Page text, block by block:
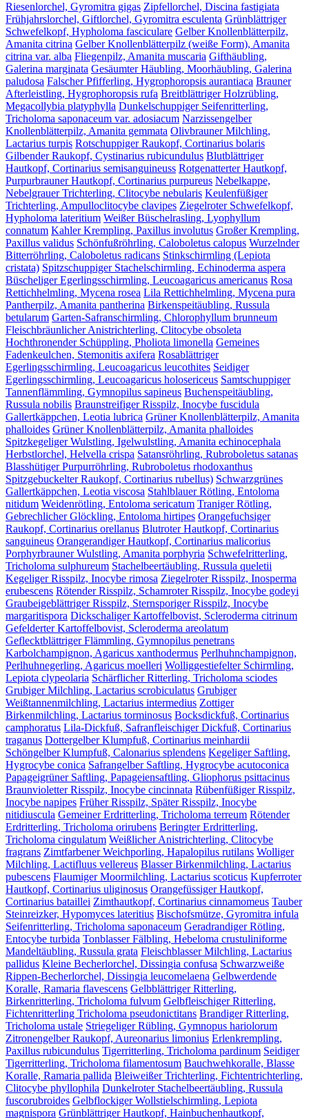
Riesenlorchel, Gyromitra gigas Zipfellorchel, Discina fastigiata
Frühjahrslorchel, Giftlorchel, Gyromitra esculenta Grünblättriger
Schwefelkopf, Hypholoma fasciculare Gelber Knollenblätterpilz,
Amanita citrina Gelber Knollenblätterpilz (weiße Form), Amanita
citrina var. alba Fliegenpilz, Amanita muscaria Gifthäubling,
Galerina marginata Gesäumter Häubling, Moorhäubling, Galerina
paludosa Falscher Pfifferling, Hygrophoropsis aurantiaca Brauner
Afterleistling, Hygrophoropsis rufa Breitblättriger Holzrübling,
Megacollybia platyphylla Dunkelschuppiger Seifenritterling,
Tricholoma saponaceum var. adosiacum Narzissengelber
Knollenblätterpilz, Amanita gemmata Olivbrauner Milchling,
Lactarius turpis Rotschuppiger Raukopf, Cortinarius bolaris
Gilbender Raukopf, Cystinarius rubicundulus Blutblättriger
Hautkopf, Cortinarius semisanguineuss Rotgenatterter Hautkopf,
Purpurbrauner Hautkopf, Cortinarius purpureus Nebelkappe,
Nebelgrauer Trichterling, Clitocybe nebularis Keulenfüßiger
Trichterling, Ampulloclitocybe clavipes Ziegelroter Schwefelkopf,
Hypholoma lateritium Weißer Büschelrasling, Lyophyllum
connatum Kahler Krempling, Paxillus involutus Großer Krempling,
Paxillus validus Schönfußröhrling, Caloboletus calopus Wurzelnder
Bitterröhrling, Caloboletus radicans Stinkschirmling (Lepiota
cristata) Spitzschuppiger Stachelschirmling, Echinoderma aspera
Büscheliger Egerlingsschirmling, Leucoagaricus americanus Rosa
Rettichhelmling, Mycena rosea Lila Rettichhelmling, Mycena pura
Pantherpilz, Amanita pantherina Birkenspeitäubling, Russula
betularum Garten-Safranschirmling, Chlorophyllum brunneum
Fleischbräunlicher Anistrichterling, Clitocybe obsoleta
Hochthronender Schüppling, Pholiota limonella Gemeines
Fadenkeulchen, Stemonitis axifera Rosablättriger
Egerlingsschirmling, Leucoagaricus leucothites Seidiger
Egerlingsschirmling, Leucoagaricus holosericeus Samtschuppiger
Tannenflämmling, Gymnopilus sapineus Buchenspeitäubling,
Russula nobilis Braunstreifiger Risspilz, Inocybe fuscidula
Gallertkäppchen, Leotia lubrica Grüner Knollenblätterpilz, Amanita
phalloides Grüner Knollenblätterpilz, Amanita phalloides
Spitzkegeliger Wulstling, Igelwulstling, Amanita echinocephala
Herbstlorchel, Helvella crispa Satansröhrling, Rubroboletus satanas
Blasshütiger Purpurröhrling, Rubroboletus rhodoxanthus
Spitzgebuckelter Raukopf, Cortinarius rubellus) Schwarzgrünes
Gallertkäppchen, Leotia viscosa Stahlblauer Rötling, Entoloma
nitidum Weidenrötling, Entoloma sericatum Traniger Rötling,
Gebrechlicher Glöckling, Entoloma hirtipes Orangefuchsiger
Raukopf, Cortinarius orellanus Blutroter Hautkopf, Cortinarius
sanguineus Orangerandiger Hautkopf, Cortinarius malicorius
Porphyrbrauner Wulstling, Amanita porphyria Schwefelritterling,
Tricholoma sulphureum Stachelbeertäubling, Russula queletii
Kegeliger Risspilz, Inocybe rimosa Ziegelroter Risspilz, Inosperma
erubescens Rötender Risspilz, Schamroter Risspilz, Inocybe godeyi
Graubeigeblättriger Risspilz, Sternsporiger Risspilz, Inocybe
margaritispora Dickschaliger Kartoffelbovist, Scleroderma citrinum
Gefelderter Kartoffelbovist, Scleroderma areolatum
Geflecktblättriger Flämmling, Gymnopilus penetrans
Karbolchampignon, Agaricus xanthodermus Perlhuhnchampignon,
Perlhuhnegerling, Agaricus moelleri Wolliggestiefelter Schirmling,
Lepiota clypeolaria Schärflicher Ritterling, Tricholoma sciodes
Grubiger Milchling, Lactarius scrobiculatus Grubiger
Weißtannenmilchling, Lactarius intermedius Zottiger
Birkenmilchling, Lactarius torminosus Bocksdickfuß, Cortinarius
camphoratus Lila-Dickfuß, Safranfleischiger Dickfuß, Cortinarius
traganus Dottergelber Klumpfuß, Cortinarius meinhardii
Schöngelber Klumpfuß, Calonarius splendens Kegeliger Saftling,
Hygrocybe conica Safrangelber Saftling, Hygrocybe acutoconica
Papageigrüner Saftling, Papageiensaftling, Gliophorus psittacinus
Braunvioletter Risspilz, Inocybe cincinnata Rübenfüßiger Risspilz,
Inocybe napipes Früher Risspilz, Später Risspilz, Inocybe
nitidiuscula Gemeiner Erdritterling, Tricholoma terreum Rötender
Erdritterling, Tricholoma orirubens Beringter Erdritterling,
Tricholoma cingulatum Weißlicher Anistrichterling, Clitocybe
fragrans Zimtfarbener Weichporling, Hapalopilus rutilans Wolliger
Milchling, Lactifluus vellereus Blasser Birkenmilchling, Lactarius
pubescens Flaumiger Moormilchling, Lactarius scoticus Kupferroter
Hautkopf, Cortinarius uliginosus Orangefüssiger Hautkopf,
Cortinarius bataillei Zimthautkopf, Cortinarius cinnamomeus Tauber
Steinreizker, Hypomyces lateritius Bischofsmütze, Gyromitra infula
Seifenritterling, Tricholoma saponaceum Geradrandiger Rötling,
Entocybe turbida Tonblasser Fälbling, Hebeloma crustuliniforme
Mandeltäubling, Russula grata Fleischblasser Milchling, Lactarius
pallidus Kleine Becherlorchel, Dissingia confusa Schwarzweiße
Rippen-Becherlorchel, Dissingia leucomelaena Gelbwerdende
Koralle, Ramaria flavescens Gelbblättriger Ritterling,
Birkenritterling, Tricholoma fulvum Gelbfleischiger Ritterling,
Fichtenritterling Tricholoma pseudonictitans Brandiger Ritterling,
Tricholoma ustale Striegeliger Rübling, Gymnopus hariolorum
Zitronengelber Raukopf, Aureonarius limonius Erlenkrempling,
Paxillus rubicundulus Tigerritterling, Tricholoma pardinum Seidiger
Tigerritterling, Tricholoma filamentosum Bauchwehkoralle, Blasse
Koralle, Ramaria pallida Bleiweißer Trichterling, Fichtentrichterling,
Clitocybe phyllophila Dunkelroter Stachelbeertäubling, Russula
fuscorubroides Gelbflockiger Wollstielschirmling, Lepiota
magnispora Grünblättriger Hautkopf, Hainbuchenhautkopf,